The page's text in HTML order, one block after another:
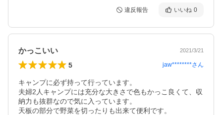
違反報告 いいね 0
かっこいい 2021/3/21
5 jaw********さん
キャンプに必ず持って行っています。
夫婦2人キャンプには充分な大きさで色もかっこ良くて、収
納力も抜群なので気に入っています。
天板の部分で野菜を切ったりも出来て便利です。